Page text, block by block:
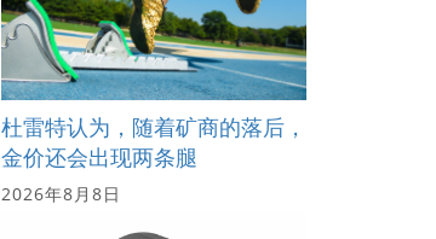
杜雷特认为，随着矿商的落后，
金价还会出现两条腿
2026年8月8日